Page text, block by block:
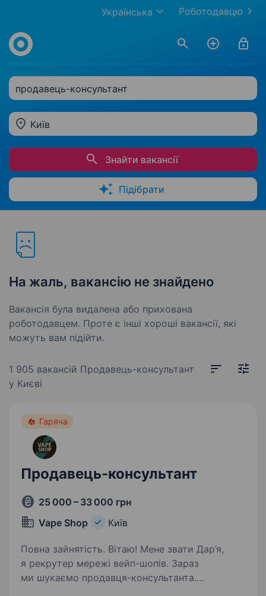
Роботодавцю
Українська
продавець-консультант
Київ
Знайти вакансії
Підібрати
На жаль, вакансію не знайдено
Вакансія була видалена або прихована
роботодавцем. Проте є інші хороші вакансії, які
можуть вам підійти.
1 905 вакансій Продавець-консультант
у Києві
Гаряча
Продавець-консультант
25 000 – 33 000 грн
Vape Shop
Київ
Повна зайнятість. Вітаю! Мене звати Дар’я,
я рекрутер мережі вейп-шопів. Зараз
ми шукаємо продавця-консультанта.